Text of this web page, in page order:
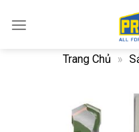
Trang Chủ »